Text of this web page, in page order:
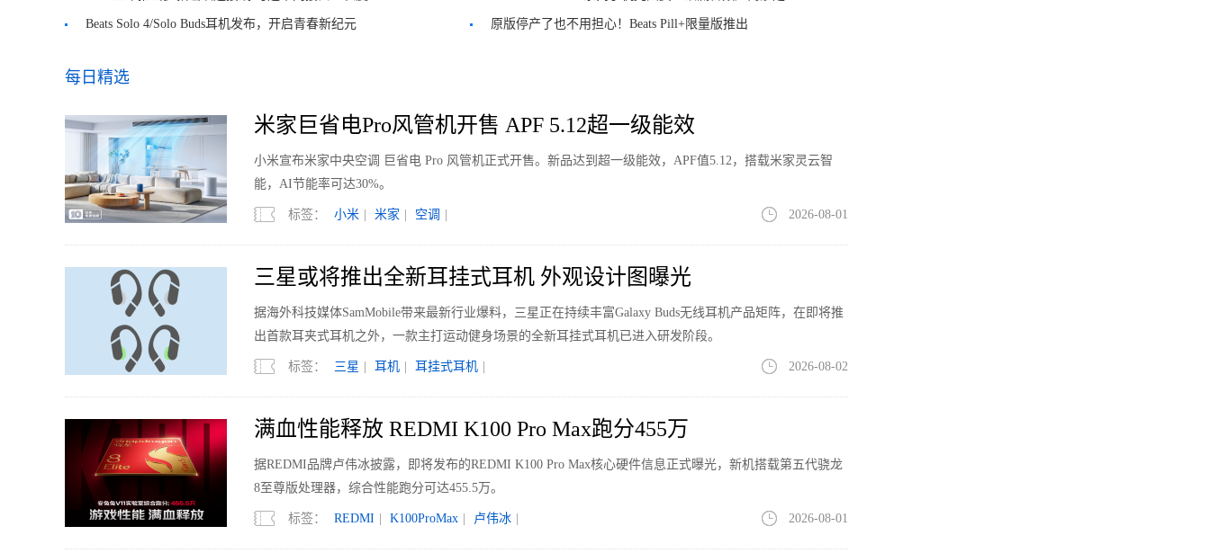
手机壳产业
Beats Solo 4/Solo Buds耳机发布，开启青春新纪元 原版停产了也不用担心！Beats Pill+限量版推出
每日精选
米家巨省电Pro风管机开售 APF 5.12超一级能效
小米宣布米家中央空调 巨省电 Pro 风管机正式开售。新品达到超一级能效，APF值5.12，搭载米家灵云智
能，AI节能率可达30%。
标签： 小米 米家 空调 2026-08-01
三星或将推出全新耳挂式耳机 外观设计图曝光
据海外科技媒体SamMobile带来最新行业爆料，三星正在持续丰富Galaxy Buds无线耳机产品矩阵，在即将推
出首款耳夹式耳机之外，一款主打运动健身场景的全新耳挂式耳机已进入研发阶段。
标签： 三星 耳机 耳挂式耳机 2026-08-02
满血性能释放 REDMI K100 Pro Max跑分455万
据REDMI品牌卢伟冰披露，即将发布的REDMI K100 Pro Max核心硬件信息正式曝光，新机搭载第五代骁龙
8至尊版处理器，综合性能跑分可达455.5万。
标签： REDMI K100ProMax 卢伟冰 2026-08-01